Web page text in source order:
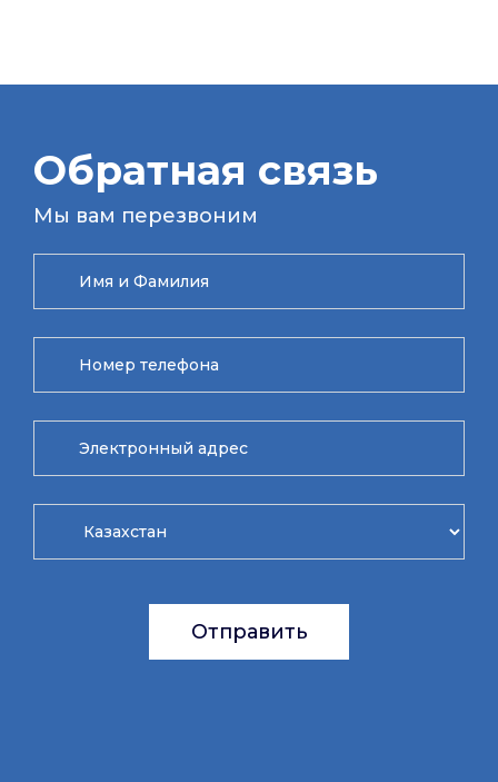
Обратная связь
Мы вам перезвоним
Отправить